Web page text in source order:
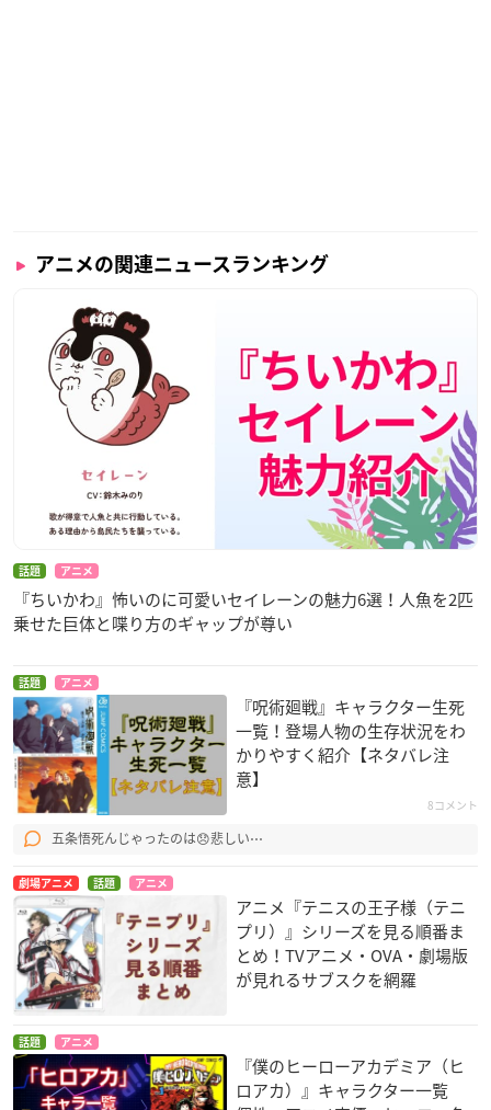
アニメの関連ニュースランキング
話題 アニメ
『ちいかわ』怖いのに可愛いセイレーンの魅力6選！人魚を2匹
乗せた巨体と喋り方のギャップが尊い
話題 アニメ
『呪術廻戦』キャラクター生死
一覧！登場人物の生存状況をわ
かりやすく紹介【ネタバレ注
意】
8コメント
五条悟死んじゃったのは😞悲しい⋯
劇場アニメ 話題 アニメ
アニメ『テニスの王子様（テニ
プリ）』シリーズを見る順番ま
とめ！TVアニメ・OVA・劇場版
が見れるサブスクを網羅
話題 アニメ
『僕のヒーローアカデミア（ヒ
ロアカ）』キャラクター一覧